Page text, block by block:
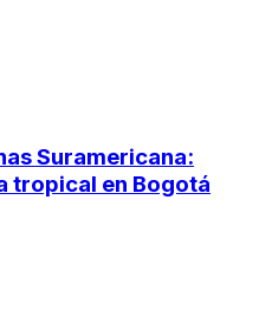
Suramericana:
tropical en Bogotá